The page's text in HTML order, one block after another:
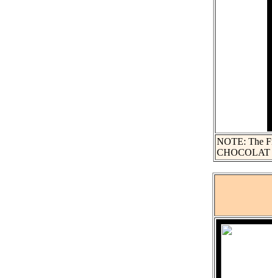
NOTE: The
CHOCOLAT